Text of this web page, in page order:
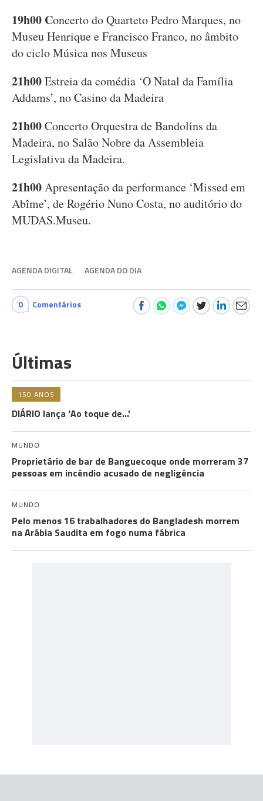
19h00 Concerto do Quarteto Pedro Marques, no
Museu Henrique e Francisco Franco, no âmbito
do ciclo Música nos Museus
21h00Estreia da comédia ‘O Natal da Família
Addams’, no Casino da Madeira
21h00Concerto Orquestra de Bandolins da
Madeira, no Salão Nobre da Assembleia
Legislativa da Madeira.
21h00Apresentação da performance ‘Missed em
Abîme’, de Rogério Nuno Costa, no auditório do
MUDAS.Museu.
AGENDA DIGITAL AGENDA DO DIA
0 Comentários
Últimas
150 ANOS
DIÁRIO lança 'Ao toque de...'
MUNDO
Proprietário de bar de Banguecoque onde morreram 37
pessoas em incêndio acusado de negligência
MUNDO
Pelo menos 16 trabalhadores do Bangladesh morrem
na Arábia Saudita em fogo numa fábrica